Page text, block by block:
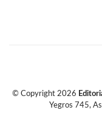
© Copyright 2026
Yegros 745,